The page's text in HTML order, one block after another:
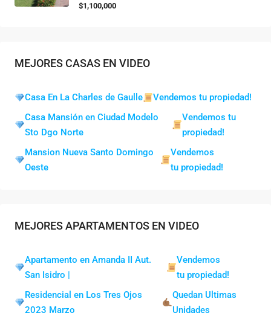
$1,100,000
MEJORES CASAS EN VIDEO
Casa En La Charles de Gaulle
Vendemos tu propiedad!
Casa Mansión en Ciudad Modelo
Sto Dgo Norte
Vendemos tu
propiedad!
Mansion Nueva Santo Domingo
Oeste
Vendemos
tu propiedad!
MEJORES APARTAMENTOS EN VIDEO
Apartamento en Amanda II Aut.
San Isidro |
Vendemos
tu propiedad!
Residencial en Los Tres Ojos
2023 Marzo
Quedan Ultimas
Unidades